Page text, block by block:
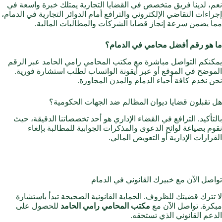
نعم، لدينا فريق متخصص في القضايا التجارية يمتلك خبرة واسعة في
إجراءات التقاضي الإلكتروني والترافع أمام الدوائر التجارية في الدمام،
مما يضمن سرعة إنجاز قضايا الشركات والمطالبات المالية.
ما هو رقم أفضل محامي في الدمام؟
يمكنكم التواصل مباشرة مع مكتب المحامي رامي الحامد عبر الرقم
الموضح في الموقع أو عبر أيقونة الواتساب لطلب استشارة فورية.
نحن نخدم كافة أحياء الدمام والمدن المجاورة.
هل تقبلون قضايا ديوان المظالم ضد الجهات الحكومية؟
بالتأكيد. الترافع في القضاء الإداري هو أحد تخصصاتنا الدقيقة، حيث
نقوم بصياغة لوائح الدعوى والمذكرات الجوابية للمطالبة بإلغاء
القرارات الإدارية أو التعويض المالي.
تواصل الآن مع خبيرك القانوني في الدمام
لا تترك قضيتك للظروف. الحماية القانونية الصحيحة تبدأ باستشارة
مبكرة. تواصل الآن مع مكتب المحامي رامي الحامد للحصول على
الدعم القانوني الذي تستحقه.